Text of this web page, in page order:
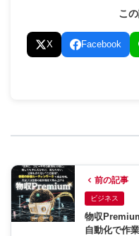
こ
X Facebook
前の記事
ビジネス
物収
自動化で作